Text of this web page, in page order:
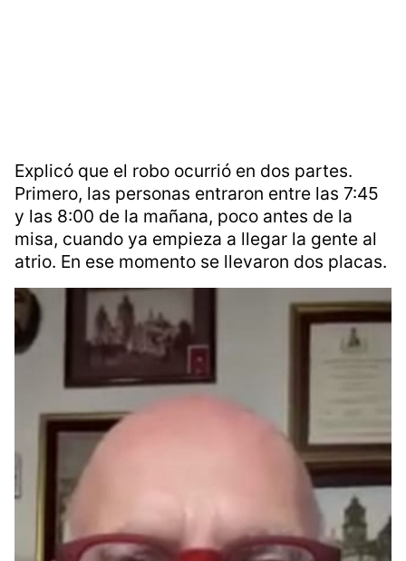
Explicó que el robo ocurrió en dos partes.
Primero, las personas entraron entre las 7:45
y las 8:00 de la mañana, poco antes de la
misa, cuando ya empieza a llegar la gente al
atrio. En ese momento se llevaron dos placas.